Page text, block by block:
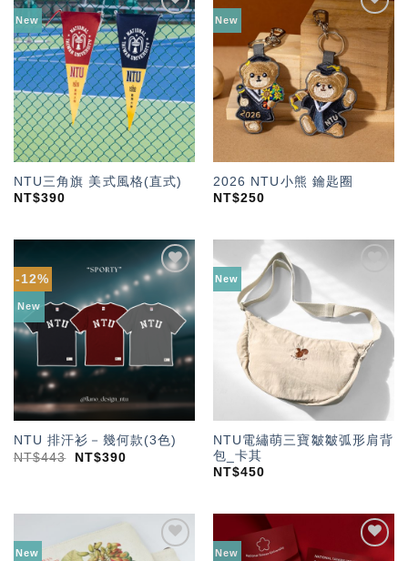
New
加入
「願
望輕
單」
NTU三角旗 美式風格(直式)
NT$390
New
加入
單」
2026 NTU小熊 鑰匙圈
NT$250
-12%
New
望輕
單」
NTU 排汗衫－幾何款(3色)
NT$443 NT$390
New
「願
望輕
單」
NTU電繡萌三寶皺皺弧形肩背
包_卡其
NT$450
New New